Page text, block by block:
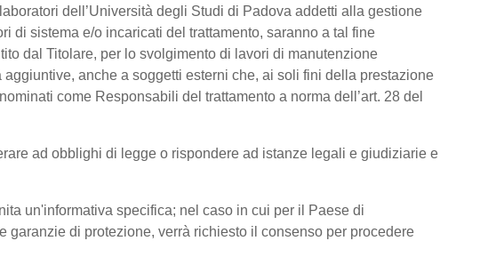
dell’Università degli Studi di Padova addetti alla gestione
di sistema e/o incaricati del trattamento, saranno a tal fine
dal Titolare, per lo svolgimento di lavori di manutenzione
anche a soggetti esterni che, ai soli fini della prestazione
come Responsabili del trattamento a norma dell’art. 28 del
ad obblighi di legge o rispondere ad istanze legali e giudiziarie e
un'informativa specifica; nel caso in cui per il Paese di
di protezione, verrà richiesto il consenso per procedere